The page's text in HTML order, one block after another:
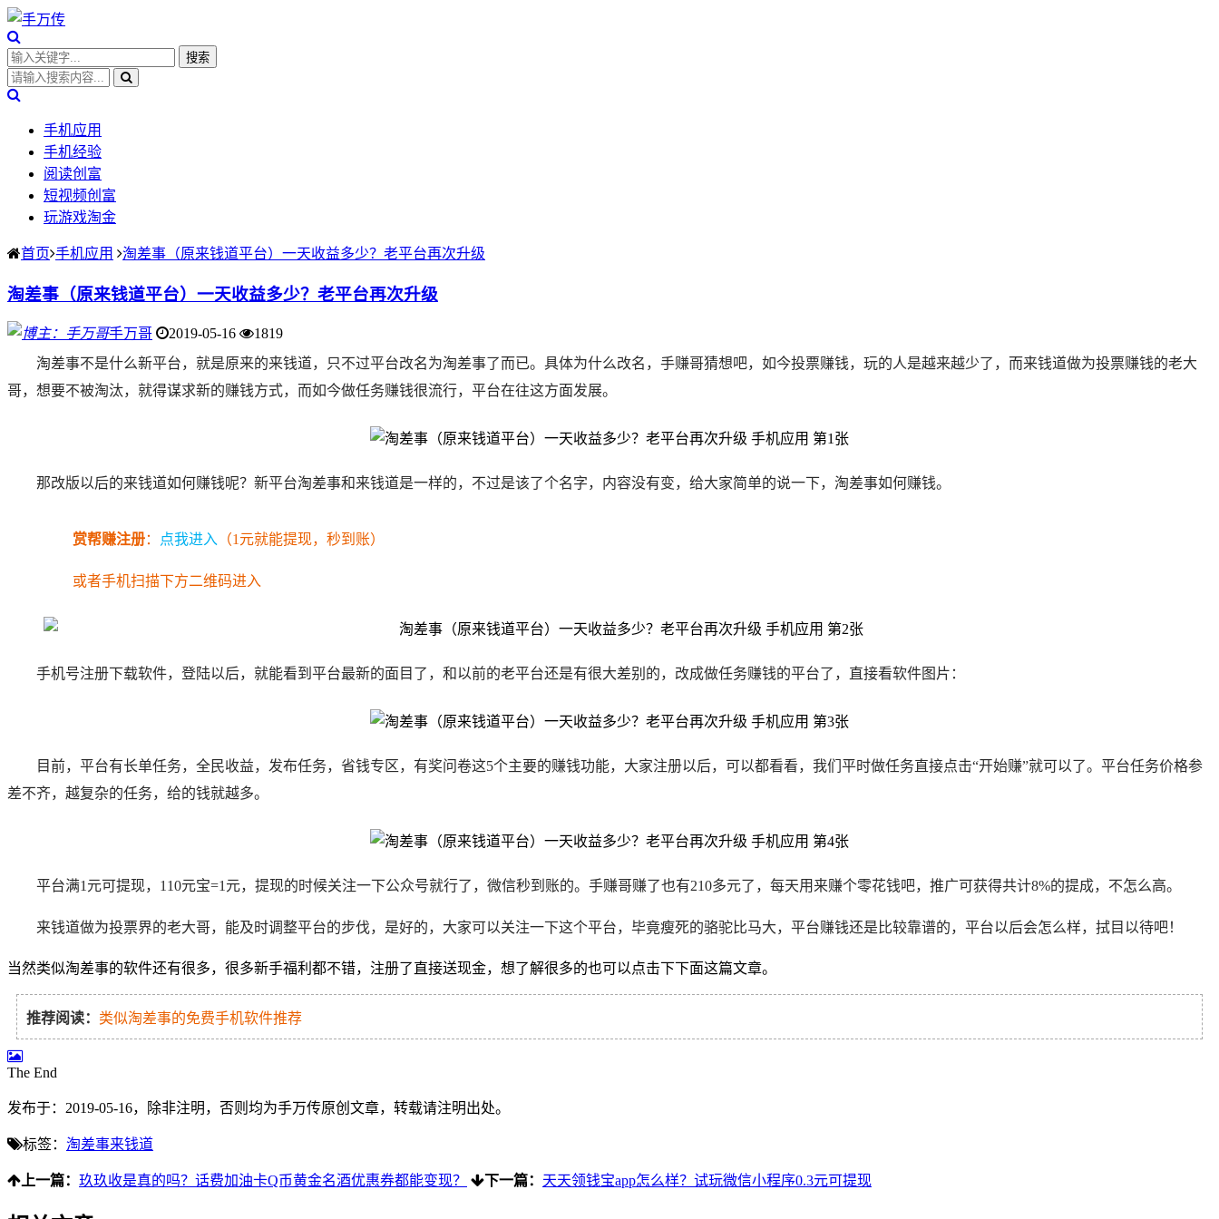
手机应用
手机经验
阅读创富
短视频创富
玩游戏淘金
首页 手机应用 淘差事（原来钱道平台）一天收益多少？老平台再次升级
淘差事（原来钱道平台）一天收益多少？老平台再次升级
手万哥 2019-05-16
1819
淘差事不是什么新平台，就是原来的来钱道，只不过平台改名为淘差事了而已。具体为什么改名，手赚哥猜想吧，如今投票赚钱，玩的人是越来越少了，而来钱道做为投票赚钱的老大
哥，想要不被淘汰，就得谋求新的赚钱方式，而如今做任务赚钱很流行，平台在往这方面发展。
那改版以后的来钱道如何赚钱呢？新平台淘差事和来钱道是一样的，不过是该了个名字，内容没有变，给大家简单的说一下，淘差事如何赚钱。
赏帮赚注册： 点我进入 （1元就能提现，秒到账）
或者手机扫描下方二维码进入
手机号注册下载软件，登陆以后，就能看到平台最新的面目了，和以前的老平台还是有很大差别的，改成做任务赚钱的平台了，直接看软件图片：
目前，平台有长单任务，全民收益，发布任务，省钱专区，有奖问卷这5个主要的赚钱功能，大家注册以后，可以都看看，我们平时做任务直接点击“开始赚”就可以了。平台任务价格参
差不齐，越复杂的任务，给的钱就越多。
平台满1元可提现，110元宝=1元，提现的时候关注一下公众号就行了，微信秒到账的。 手赚哥赚了也有210多元了，每天用来赚个零花钱吧，推广可获得共计8%的提成，不怎么高。
来钱道做为投票界的老大哥，能及时调整平台的步伐，是好的，大家可以关注一下这个平台，毕竟瘦死的骆驼比马大，平台赚钱还是比较靠谱的，平台以后会怎么样，拭目以待吧！
当然类似淘差事的软件还有很多，很多新手福利都不错，注册了直接送现金，想了解很多的也可以点击下下面这篇文章。
推荐阅读： 类似淘差事的免费手机软件推荐
The End
发布于：2019-05-16，除非注明，否则均为手万传原创文章，转载请注明出处。
标签： 淘差事来钱道
上一篇： 玖玖收是真的吗？话费加油卡Q币黄金名酒优惠券都能变现？ 下一篇： 天天领钱宝app怎么样？试玩微信小程序0.3元可提现